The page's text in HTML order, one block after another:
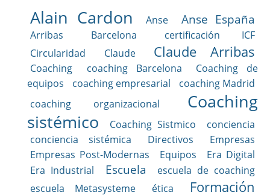
Alain Cardon Anse Anse España
Arribas Barcelona
certificación ICF
Circularidad
Claude Claude Arribas
Coaching coaching Barcelona
Coaching de
equipos
coaching empresarial
coaching Madrid
coaching organizacional
Coaching
sistémico
Coaching Sistmico
conciencia
conciencia sistémica
Directivos
Empresas
Empresas Post-Modernas
Equipos
Era Digital
Era Industrial
Escuela
escuela de coaching
escuela Metasysteme
ética Formación